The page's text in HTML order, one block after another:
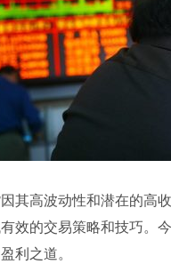
其高波动性和潜在的高
效的交易策略和技巧。
利之道。